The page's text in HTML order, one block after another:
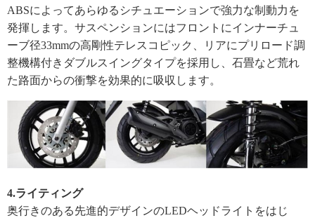
ABSによってあらゆるシチュエーションで強力な制動力を
発揮します。サスペンションにはフロントにインナーチュ
ーブ径33mmの高剛性テレスコピック、リアにプリロード調
整機構付きダブルスイングタイプを採用し、石畳など荒れ
た路面からの衝撃を効果的に吸収します。
4.ライティング
奥行きのある先進的デザインのLEDヘッドライトをはじ